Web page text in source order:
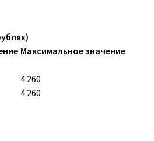
Максимальное значение
4 260
4 260